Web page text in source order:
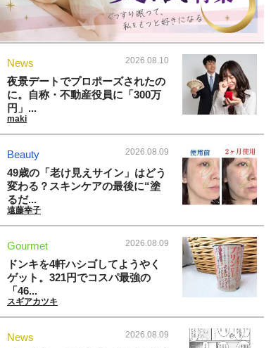
News 2026.08.10
夜景デートでプロポーズされたの
に。自称・不動産役員に「300万
円」...
maki
Beauty 2026.08.09
49歳の「老け見えサイン」はどう
変わる？スキンケアの最後に“塗
るだ...
遠藤幸子
Gourmet 2026.08.09
ドンキを4軒ハシゴしてようやく
ゲット。321円でコスパ最強の
「46...
スギアカツキ
News 2026.08.09